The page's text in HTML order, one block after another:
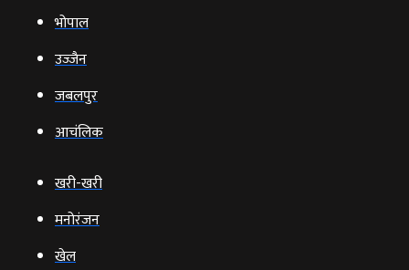
भोपाल
उज्‍जैन
जबलपुर
आचंलिक
खरी-खरी
मनोरंजन
खेल